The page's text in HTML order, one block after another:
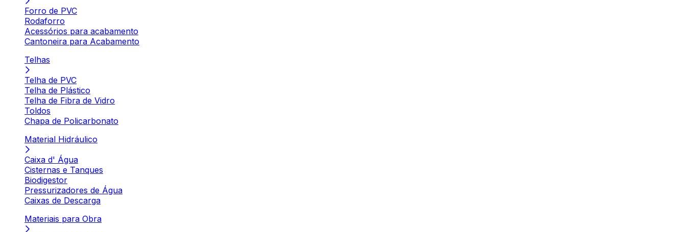
Forro de PVC
Rodaforro
Acessórios para acabamento
Cantoneira para Acabamento
Telhas
Telha de PVC
Telha de Plástico
Telha de Fibra de Vidro
Toldos
Chapa de Policarbonato
Material Hidráulico
Caixa d' Água
Cisternas e Tanques
Biodigestor
Pressurizadores de Água
Caixas de Descarga
Materiais para Obra